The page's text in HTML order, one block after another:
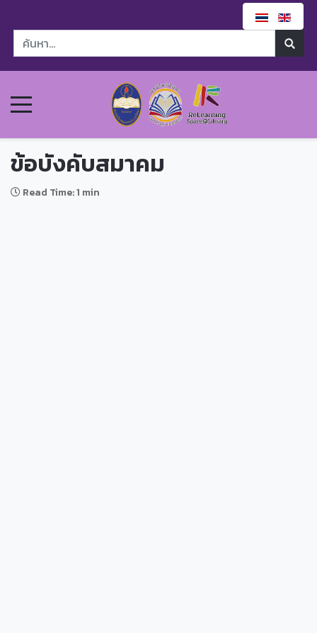
ข้อบังคับสมาคม
Read Time: 1 min